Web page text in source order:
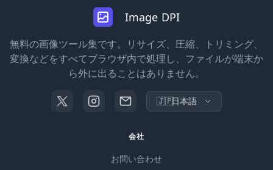
Image DPI
無料の画像ツール集です。リサイズ、圧縮、トリミング、
変換などをすべてブラウザ内で処理し、ファイルが端末か
ら外に出ることはありません。
🇯🇵日本語
会社
お問い合わせ